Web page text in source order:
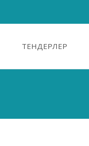
ТЕНДЕРЛЕР